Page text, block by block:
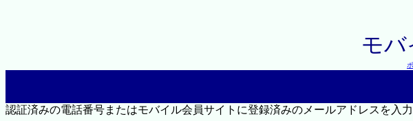
モバ
認証済みの電話番号またはモバイル会員サイトに登録済みのメールアドレスを入力